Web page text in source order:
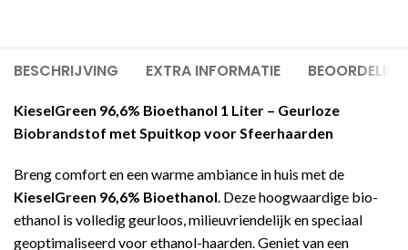
BESCHRIJVING EXTRA INFORMATIE
KieselGreen 96,6% Bioethanol 1 Liter – Geurloze
Biobrandstof met Spuitkop voor Sfeerhaarden
Breng comfort en een warme ambiance in huis met de
KieselGreen 96,6% Bioethanol . Deze hoogwaardige bio-
ethanol is volledig geurloos, milieuvriendelijk en speciaal
geoptimaliseerd voor ethanol-haarden. Geniet van een